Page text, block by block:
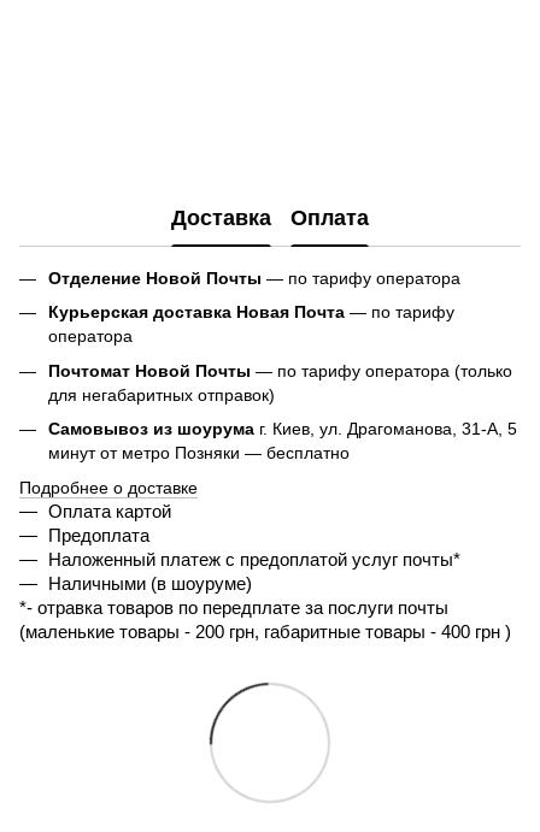
Доставка Оплата
Отделение Новой Почты — по тарифу оператора
Курьерская доставка Новая Почта — по тарифу
оператора
Почтомат Новой Почты — по тарифу оператора (только
для негабаритных отправок)
Самовывоз из шоурума г. Киев, ул. Драгоманова, 31-А, 5
минут от метро Позняки — бесплатно
Подробнее о доставке
Оплата картой
Предоплата
Наложенный платеж с предоплатой услуг почты*
Наличными (в шоуруме)
*- отравка товаров по передплате за послуги почты
(маленькие товары - 200 грн, габаритные товары - 400 грн )